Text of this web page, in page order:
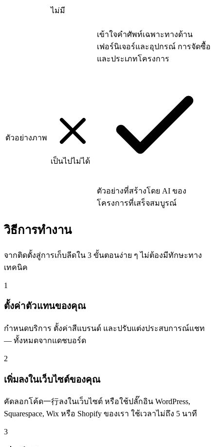
ไม่มี
เข้าใจคำศัพท์เฉพาะทางด้าน
เฟอร์นิเจอร์และอุปกรณ์ การจัดซื้อ
และประเภทโครงการ
ตัวอย่างภาพ
เป็นไปไม่ได้
ตัวอย่างที่สร้างโดย AI ของ
โครงการที่เสร็จสมบูรณ์
วิธีการทำงาน
จากติดตั้งสู่การเก็บลีดใน 3 ขั้นตอนง่าย ๆ ไม่ต้องมีทักษะทาง
เทคนิค
1
ตั้งค่าตัวแทนของคุณ
กำหนดบริการ ตั้งค่าสีแบรนด์ และปรับแต่งประสบการณ์แชท
— ทั้งหมดจากแดชบอร์ด
2
เพิ่มลงในเว็บไซต์ของคุณ
คัดลอกโค้ด一行ลงในเว็บไซต์ หรือใช้ปลั๊กอิน WordPress,
Squarespace, Wix หรือ Shopify ของเรา ใช้เวลาไม่ถึง 5 นาที
3